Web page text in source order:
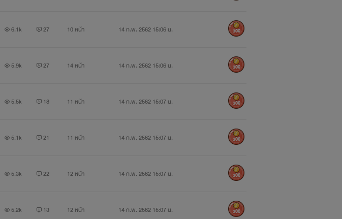
6.1k 27 10 หน้า 14 ก.พ. 2562 15:06 น. 300
5.9k 27 14 หน้า 14 ก.พ. 2562 15:06 น. 300
5.5k 18 11 หน้า 14 ก.พ. 2562 15:07 น. 300
5.1k 21 11 หน้า 14 ก.พ. 2562 15:07 น. 300
5.3k 22 12 หน้า 14 ก.พ. 2562 15:07 น. 300
5.2k 13 12 หน้า 14 ก.พ. 2562 15:07 น. 300